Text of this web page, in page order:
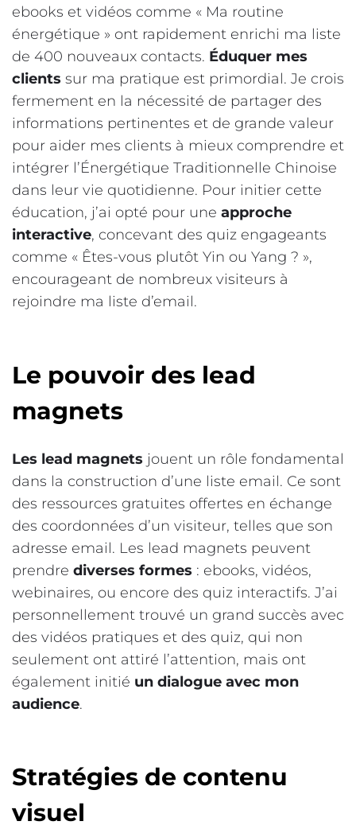
ebooks et vidéos comme « Ma routine
énergétique » ont rapidement enrichi ma liste
de 400 nouveaux contacts. Éduquer mes
clients sur ma pratique est primordial. Je crois
fermement en la nécessité de partager des
informations pertinentes et de grande valeur
pour aider mes clients à mieux comprendre et
intégrer l’Énergétique Traditionnelle Chinoise
dans leur vie quotidienne. Pour initier cette
éducation, j’ai opté pour une approche
interactive, concevant des quiz engageants
comme « Êtes-vous plutôt Yin ou Yang ? »,
encourageant de nombreux visiteurs à
rejoindre ma liste d’email.
Le pouvoir des lead
magnets
Les lead magnets jouent un rôle fondamental
dans la construction d’une liste email. Ce sont
des ressources gratuites offertes en échange
des coordonnées d’un visiteur, telles que son
adresse email. Les lead magnets peuvent
prendre diverses formes : ebooks, vidéos,
webinaires, ou encore des quiz interactifs. J’ai
personnellement trouvé un grand succès avec
des vidéos pratiques et des quiz, qui non
seulement ont attiré l’attention, mais ont
également initié un dialogue avec mon
audience.
Stratégies de contenu
visuel